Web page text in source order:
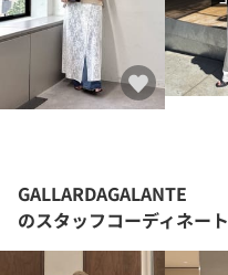
GALLARDAGALANTE
のスタッフコーディネート